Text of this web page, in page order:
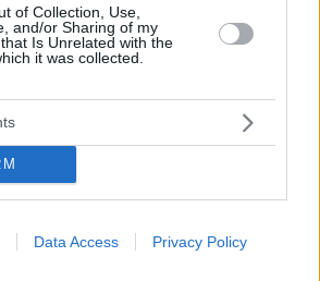
of Collection, Use,
and/or Sharing of my
Is Unrelated with the
it was collected.
Data Access Privacy Policy